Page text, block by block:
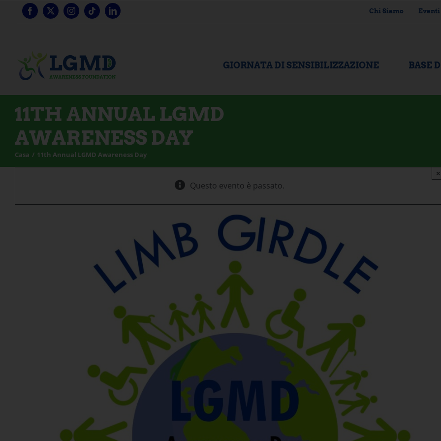
Chi Siamo Eventi
GIORNATA DI SENSIBILIZZAZIONE BASE
11TH ANNUAL LGMD
AWARENESS DAY
Casa 11th Annual LGMD Awareness Day
Questo evento è passato.
×